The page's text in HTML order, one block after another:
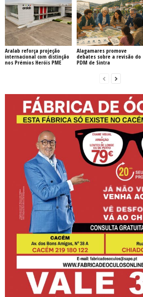
Aralab reforça projeção
internacional com distinção
nos Prémios Heróis PME
Alagamares promove
debates sobre a revisão do
PDM de Sintra